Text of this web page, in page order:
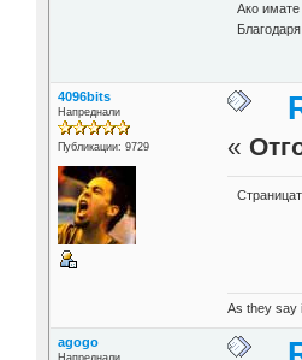
Ако
4096bits
Напреднали
Публикации: 9729 «
As they say
agogo